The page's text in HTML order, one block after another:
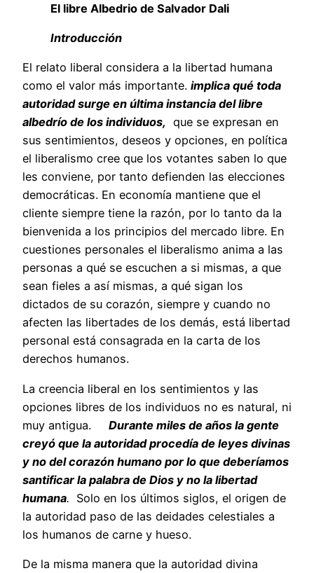
El libre Albedrio de Salvador Dali
Introducción
El relato liberal considera a la libertad humana
como el valor más importante. implica qué toda
autoridad surge en última instancia del libre
albedrío de los individuos, que se expresan en
sus sentimientos, deseos y opciones, en política
el liberalismo cree que los votantes saben lo que
les conviene, por tanto defienden las elecciones
democráticas. En economía mantiene que el
cliente siempre tiene la razón, por lo tanto da la
bienvenida a los principios del mercado libre. En
cuestiones personales el liberalismo anima a las
personas a qué se escuchen a si mismas, a que
sean fieles a así mismas, a qué sigan los
dictados de su corazón, siempre y cuando no
afecten las libertades de los demás, está libertad
personal está consagrada en la carta de los
derechos humanos.
La creencia liberal en los sentimientos y las
opciones libres de los individuos no es natural, ni
muy antigua.
Durante miles de años la gente
creyó que la autoridad procedía de leyes divinas
y no del corazón humano por lo que deberíamos
santificar la palabra de Dios y no la libertad
humana. Solo en los últimos siglos, el origen de
la autoridad paso de las deidades celestiales a
los humanos de carne y hueso.
De la misma manera que la autoridad divina